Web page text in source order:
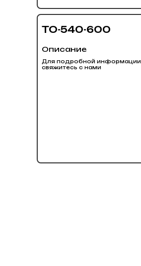
ТО-540-600
Описание
Для подробной информации
свяжитесь с нами